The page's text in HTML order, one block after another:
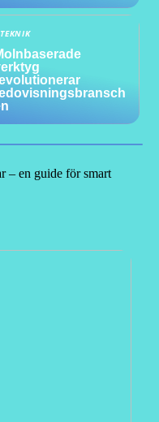
TEKNIK
– en guide för smart